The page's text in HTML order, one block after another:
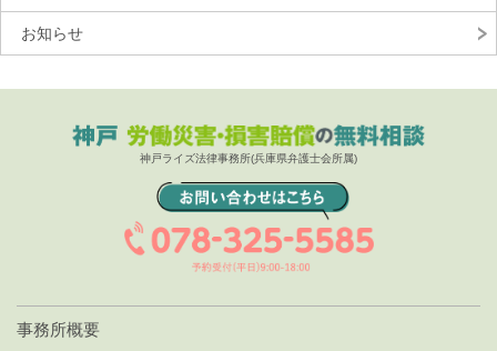
お知らせ
神戸ライズ法律事務所(兵庫県弁護士会所属)
事務所概要